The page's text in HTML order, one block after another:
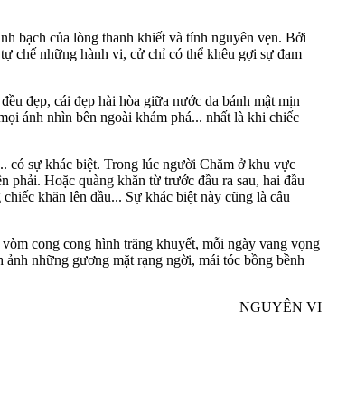
bạch của lòng thanh khiết và tính nguyên vẹn. Bởi
chế những hành vi, cử chỉ có thể khêu gợi sự đam
đẹp, cái đẹp hài hòa giữa nước da bánh mật mịn
ánh nhìn bên ngoài khám phá... nhất là khi chiếc
có sự khác biệt. Trong lúc người Chăm ở khu vực
phải. Hoặc quàng khăn từ trước đầu ra sau, hai đầu
khăn lên đầu... Sự khác biệt này cũng là câu
cong cong hình trăng khuyết, mỗi ngày vang vọng
những gương mặt rạng ngời, mái tóc bồng bềnh
NGUYÊN VI